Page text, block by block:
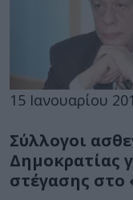
15 Ιανουαρίου
Σύλλογοι
Δημοκρατίας
στέγασης στο